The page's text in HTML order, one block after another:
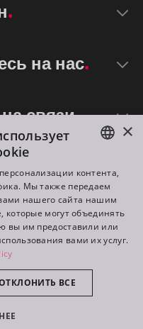
на нас
связи
s.r.o.
by
Switch to desktop mode
ENGLISH
DE
FR
RU
×
контента,
Мы также передаем
нашего сайта нашим
которые могут объединять
вы им предоставили или
вами их услуг.
ВСЕ